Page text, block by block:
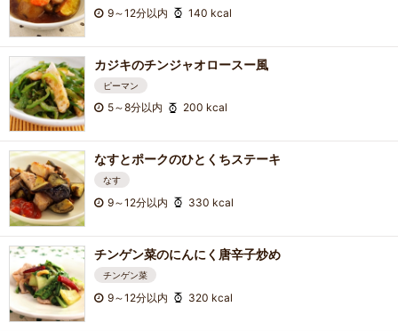
9～12分以内 140 kcal
カジキのチンジャオロースー風
ピーマン
5～8分以内 200 kcal
なすとポークのひとくちステーキ
なす
9～12分以内 330 kcal
チンゲン菜のにんにく唐辛子炒め
チンゲン菜
9～12分以内 320 kcal